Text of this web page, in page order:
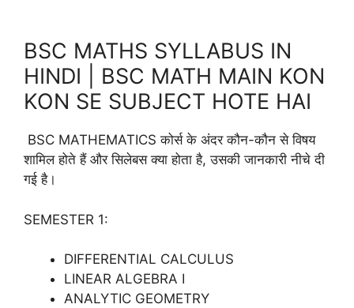
BSC MATHS SYLLABUS IN
HINDI | BSC MATH MAIN KON
KON SE SUBJECT HOTE HAI
BSC MATHEMATICS कोर्स के अंदर कौन-कौन से विषय
शामिल होते हैं और सिलेबस क्या होता है, उसकी जानकारी नीचे दी
गई है।
SEMESTER 1:
DIFFERENTIAL CALCULUS
LINEAR ALGEBRA I
ANALYTIC GEOMETRY